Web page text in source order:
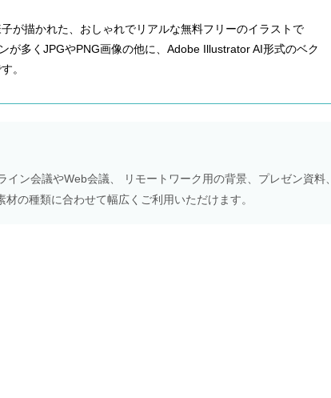
が描かれた、おしゃれでリアルな無料フリーのイラストで
が多くJPGやPNG画像の他に、Adobe Illustrator AI形式のベク
。
ン会議やWeb会議、 リモートワーク用の背景、プレゼン資料、
の種類に合わせて幅広くご利用いただけます。